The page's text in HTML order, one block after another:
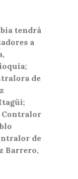
tendrá
a
de
Contralor
de
Barrero,